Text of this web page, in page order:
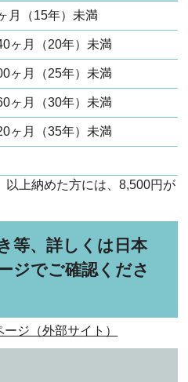
月（15年）未満
ヶ月（20年）未満
ヶ月（25年）未満
ヶ月（30年）未満
ヶ月（35年）未満
以上納めた方には、8,500円が
等、詳しくは日本
ジでご確認くださ
ジ（外部サイト）